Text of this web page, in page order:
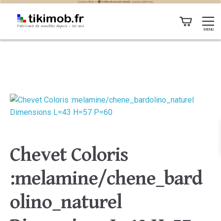
MENU
Chevet Coloris
:melamine/chene_bard
olino_naturel